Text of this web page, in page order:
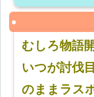
むしろ物語
いつが討伐
のままラス